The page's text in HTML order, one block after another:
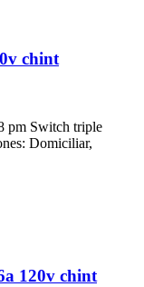
chint
pm Switch triple
Domiciliar,
120v chint